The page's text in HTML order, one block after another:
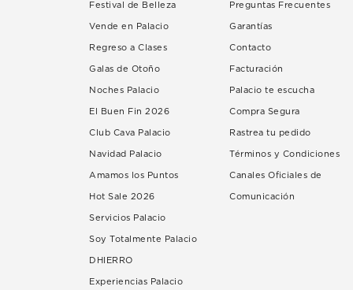
Festival de Belleza
Vende en Palacio
Regreso a Clases
Galas de Otoño
Noches Palacio
El Buen Fin 2026
Club Cava Palacio
Navidad Palacio
Amamos los Puntos
Hot Sale 2026
Servicios Palacio
Soy Totalmente Palacio
DHIERRO
Experiencias Palacio
Preguntas Frecuentes
Garantías
Contacto
Facturación
Palacio te escucha
Compra Segura
Rastrea tu pedido
Términos y Condiciones
Canales Oficiales de
Comunicación